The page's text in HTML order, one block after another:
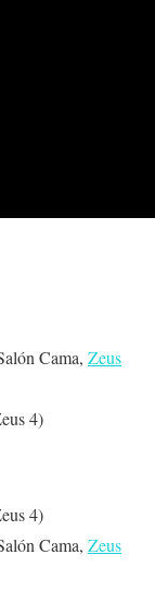
Cama, Zeus
4)
4)
Cama, Zeus